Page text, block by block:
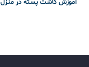
آموزش کاشت پسته در منزل